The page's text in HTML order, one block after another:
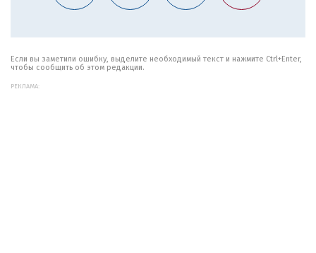
Если вы заметили ошибку, выделите необходимый текст и нажмите Ctrl+Enter,
чтобы сообщить об этом редакции.
РЕКЛАМА: